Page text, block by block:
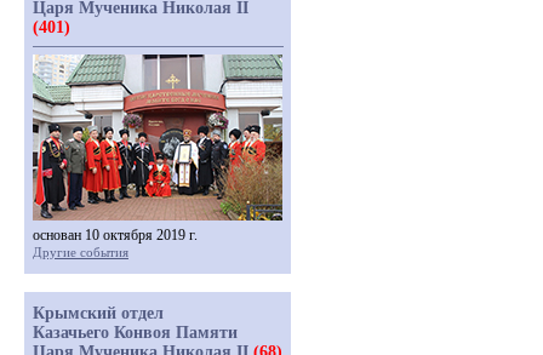
Царя Мученика Николая II
(401)
основан 10 октября 2019 г.
Другие события
Крымский отдел
Казачьего Конвоя Памяти